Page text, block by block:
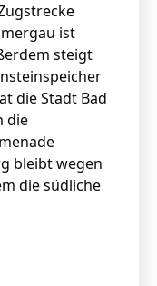
ist
steigt
die Stadt Bad
die
bleibt wegen
die südliche